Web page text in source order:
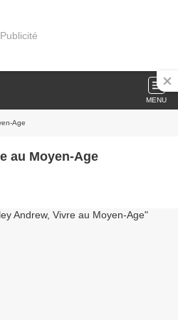
Publicité
MENU
Age
au Moyen-Age